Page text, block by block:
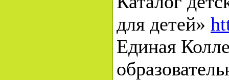
для детей»
Единая